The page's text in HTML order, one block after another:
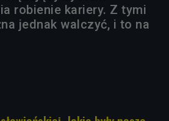
robienie kariery. Z tymi
jednak walczyć, i to na